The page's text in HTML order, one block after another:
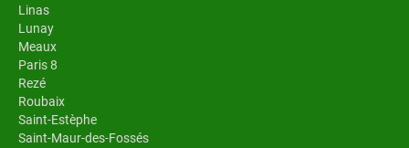
Linas
Lunay
Meaux
Paris 8
Rezé
Roubaix
Saint-Estèphe
Saint-Maur-des-Fossés